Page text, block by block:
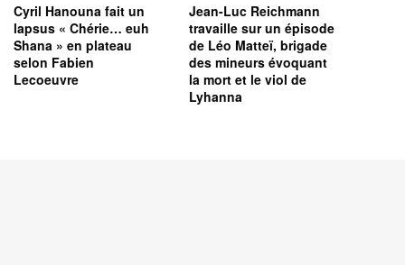
Cyril Hanouna fait un
lapsus « Chérie… euh
Shana » en plateau
selon Fabien
Lecoeuvre
Jean-Luc Reichmann
travaille sur un épisode
de Léo Matteï, brigade
des mineurs évoquant
la mort et le viol de
Lyhanna